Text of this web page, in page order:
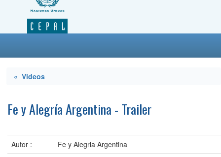
« Videos
Fe y Alegría Argentina - Trailer
Autor :
Fe y Alegria Argentina